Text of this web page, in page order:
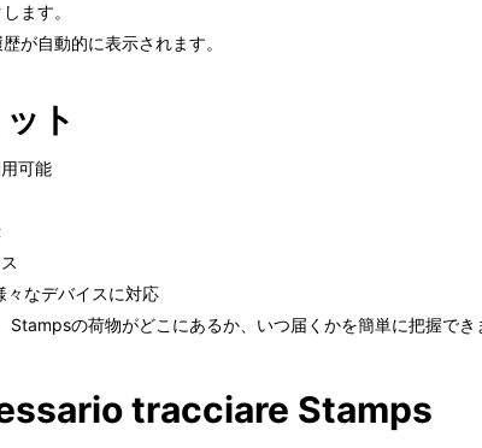
ます。
が自動的に表示されます。
ト
可能
々なデバイスに対応
の荷物がどこにあるか、いつ届くかを簡単に把握でき
tracciare Stamps